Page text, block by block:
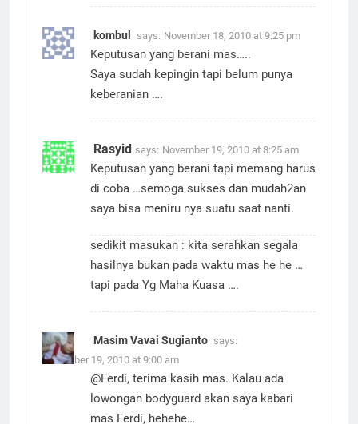
kombul says: November 18, 2010 at 9:25 pm
Keputusan yang berani mas…..
Saya sudah kepingin tapi belum punya
Rasyid says: November 19, 2010 at 8:25 am
Keputusan yang berani tapi memang harus
di coba …semoga sukses dan mudah2an
sedikit masukan : kita serahkan segala
hasilnya bukan pada waktu mas he he …
Masim Vavai Sugianto
November 19, 2010 at 9:00 am
@Ferdi, terima kasih mas. Kalau ada
lowongan bodyguard akan saya kabari